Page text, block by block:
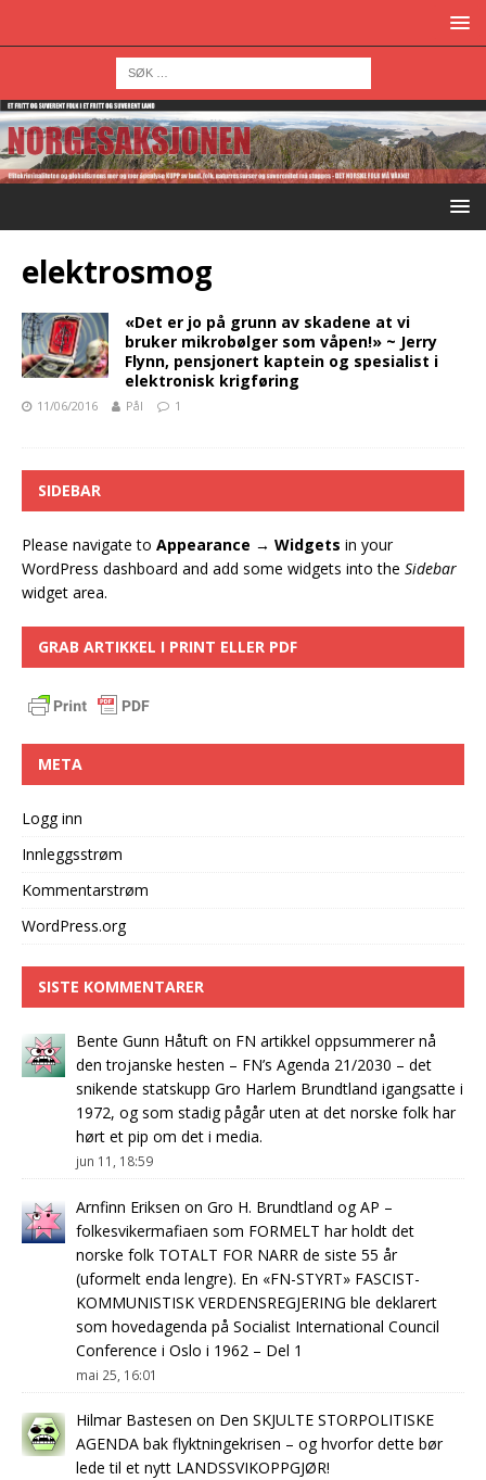
elektrosmog
«Det er jo på grunn av skadene at vi
bruker mikrobølger som våpen!» ~ Jerry
Flynn, pensjonert kaptein og spesialist i
elektronisk krigføring
11/06/2016 Pål 1
SIDEBAR
Please navigate to Appearance → Widgets in your
WordPress dashboard and add some widgets into the Sidebar
widget area.
GRAB ARTIKKEL I PRINT ELLER PDF
META
Logg inn
Innleggsstrøm
Kommentarstrøm
WordPress.org
SISTE KOMMENTARER
Bente Gunn Håtuft on FN artikkel oppsummerer nå
den trojanske hesten – FN’s Agenda 21/2030 – det
snikende statskupp Gro Harlem Brundtland igangsatte i
1972, og som stadig pågår uten at det norske folk har
hørt et pip om det i media.
jun 11, 18:59
Arnfinn Eriksen on Gro H. Brundtland og AP –
folkesvikermafiaen som FORMELT har holdt det
norske folk TOTALT FOR NARR de siste 55 år
(uformelt enda lengre). En «FN-STYRT» FASCIST-
KOMMUNISTISK VERDENSREGJERING ble deklarert
som hovedagenda på Socialist International Council
Conference i Oslo i 1962 – Del 1
mai 25, 16:01
Hilmar Bastesen on Den SKJULTE STORPOLITISKE
AGENDA bak flyktningekrisen – og hvorfor dette bør
lede til et nytt LANDSSVIKOPPGJØR!